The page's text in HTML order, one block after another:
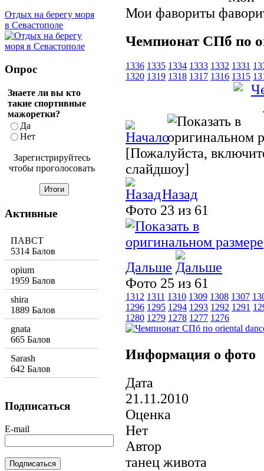
Мои фавориты
Чемпионат СПб по
1336 1335 1334 1333 1332 1331
1320 1319 1318 1317 1316 1315
[Пожалуйста,
слайдшоу]
Назад
Фото 23 из 61
Дальше
Фото 25 из 61
1312 1311 1310 1309 1308 1307
1296 1295 1294 1293 1292 1291
1280 1279 1278 1277 1276
Информация о фото
Дата
21.11.2010
Оценка
Нет
Автор
танец живота
Отдых на берегу моря
в Севастополе
Опрос
Знаете ли вы кто
такие спортивные
мажоретки?
Да
Нет
Зарегистрируйтесь
чтобы проголосовать
Активные
ПАВСТ
5314 Балов
opium
1959 Балов
shira
1889 Балов
gnata
665 Балов
Sarash
642 Балов
Подписаться
E-mail